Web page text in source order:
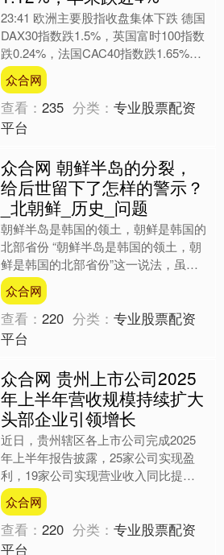
23:41 欧洲主要股指收盘集体下跌 德国
DAX30指数跌1.5%，英国富时100指数
跌0.24%，法国CAC40指数跌1.65%，
欧洲斯托克50指数跌1.8%....
众合网
查看：235 分类：专业股票配资
平台
众合网 朝鲜半岛的分裂，
给后世留下了怎样的警示？
_北朝鲜_历史_问题
朝鲜半岛是韩国的领土，朝鲜是韩国的
北部省份 “朝鲜半岛是韩国的领土，朝
鲜是韩国的北部省份”这一说法，虽然
在部分韩国人中具有一定影响力，但它
并未得到广泛的国际承认....
众合网
查看：220 分类：专业股票配资
平台
众合网 贵州上市公司2025
年上半年营收规模持续扩大
头部企业引领增长
近日，贵州辖区各上市公司完成2025
年上半年报告披露，25家公司实现盈
利，19家公司实现营业收入同比提
升，过去5年同期的归母净利润和营业
收入2项复合增长率分别位....
众合网
查看：220 分类：专业股票配资
平台